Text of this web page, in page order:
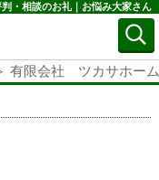
・相談のお礼｜お悩み大家さん
有限会社 ツカサホー